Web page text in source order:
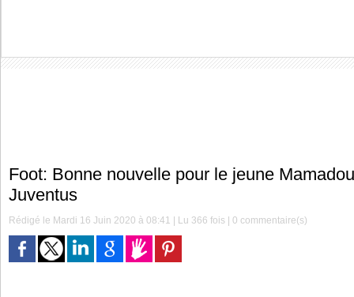
Foot: Bonne nouvelle pour le jeune
Juventus
Rédigé le Mardi 16 Juin 2020 à 08:41 | Lu 366 fois |0 commentaire(s)